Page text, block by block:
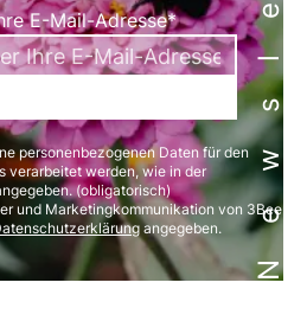
E-Mail-Adresse*
personenbezogenen Daten für den
verarbeitet werden, wie in der
(obligatorisch)
und Marketingkommunikation von 3Bee
angegeben.